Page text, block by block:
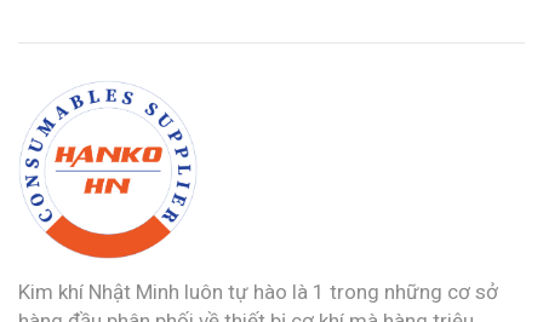
Kim khí Nhật Minh luôn tự hào là 1 trong những cơ sở